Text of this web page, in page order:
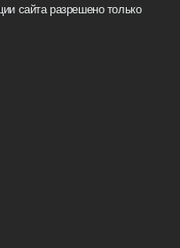
сайта разрешено только